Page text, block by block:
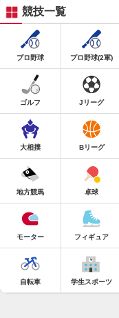
競技一覧
プロ野球 プロ野球(2軍)
ゴルフ Jリーグ
大相撲 Bリーグ
地方競馬 卓球
モーター フィギュア
自転車 学生スポーツ